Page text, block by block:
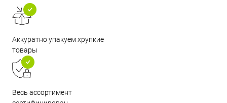
Аккуратно упакуем хрупкие
товары
Весь ассортимент